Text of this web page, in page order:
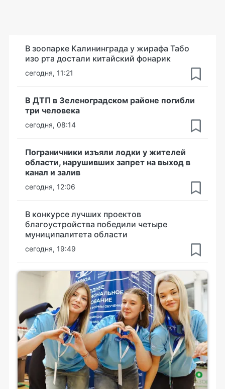
В зоопарке Калининграда у жирафа Табо
изо рта достали китайский фонарик
сегодня, 11:21
В ДТП в Зеленоградском районе погибли
три человека
сегодня, 08:14
Пограничники изъяли лодки у жителей
области, нарушивших запрет на выход в
канал и залив
сегодня, 12:06
В конкурсе лучших проектов
благоустройства победили четыре
муниципалитета области
сегодня, 19:49